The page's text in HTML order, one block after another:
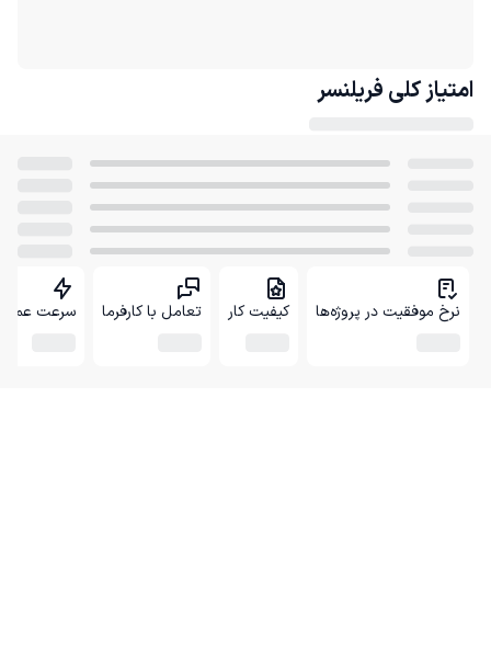
امتیاز کلی فریلنسر
نرخ موفقیت در پروژه‌ها کیفیت کار تعامل با کارفرما سرعت عمل